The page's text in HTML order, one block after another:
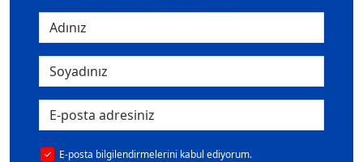
E-posta bilgilendirmelerini kabul ediyorum.